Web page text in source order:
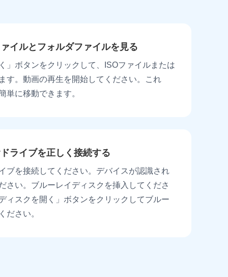
イルとフォルダファイルを見る
」ボタンをクリックして、ISOファイルまたは
す。動画の再生を開始してください。これ
単に移動できます。
ライブを正しく接続する
ブを接続してください。デバイスが認識され
さい。ブルーレイディスクを挿入してくださ
ィスクを開く」ボタンをクリックしてブルー
ださい。